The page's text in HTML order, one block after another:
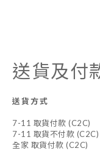
送貨及付
送貨方式
7-11 取貨付款 (C2C)
7-11 取貨不付款 (C2C)
全家 取貨付款 (C2C)